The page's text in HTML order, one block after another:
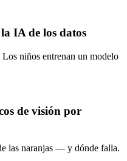
IA de los datos
niños entrenan un modelo
de visión por
las naranjas — y dónde falla.